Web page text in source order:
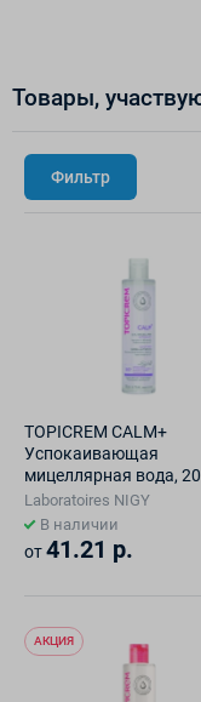
Товары,
Фильтр
TOPICREM CALM+
Успокаивающая
мицеллярная вода,
Laboratoires NIGY
В наличии
от41.21 р.
АКЦИЯ